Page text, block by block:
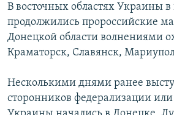
В восточных областях Украины
продолжились пророссийские
Донецкой области волнениями
Краматорск, Славянск,
Несколькими днями ранее
сторонников федерализации или